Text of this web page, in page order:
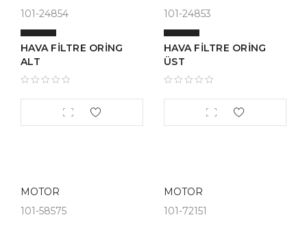
101-24854
HAVA FİLTRE ORİNG
ALT
101-24853
HAVA FİLTRE ORİNG
ÜST
MOTOR
101-58575
MOTOR
101-72151